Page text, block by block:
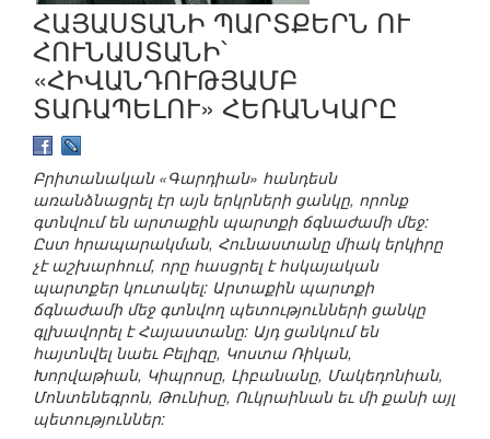
ՀԱՅԱՍՏԱՆԻ ՊԱՐՏՔԵՐՆ ՈՒ
ՀՈՒՆԱՍՏԱՆԻ՝
«ՀԻՎԱՆԴՈՒԹՅԱՄԲ
ՏԱՌԱՊԵԼՈՒ» ՀԵՌԱՆԿԱՐԸ
Բրիտանական «Գարդիան» հանդեսն
առանձնացրել էր այն երկրների ցանկը, որոնք
գտնվում են արտաքին պարտքի ճգնաժամի մեջ:
Ըստ հրապարակման, Հունաստանը միակ երկիրը
չէ աշխարհում, որը հասցրել է հսկայական
պարտքեր կուտակել: Արտաքին պարտքի
ճգնաժամի մեջ գտնվող պետությունների ցանկը
գլխավորել է Հայաստանը: Այդ ցանկում են
հայտնվել նաեւ Բելիզը, Կոստա Ռիկան,
Խորվաթիան, Կիպրոսը, Լիբանանը, Մակեդոնիան,
Մոնտենեգրոն, Թունիսը, Ուկրաինան եւ մի քանի այլ
պետություններ: